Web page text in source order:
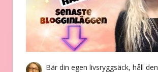
Bär din egen livsryggsäck, håll den